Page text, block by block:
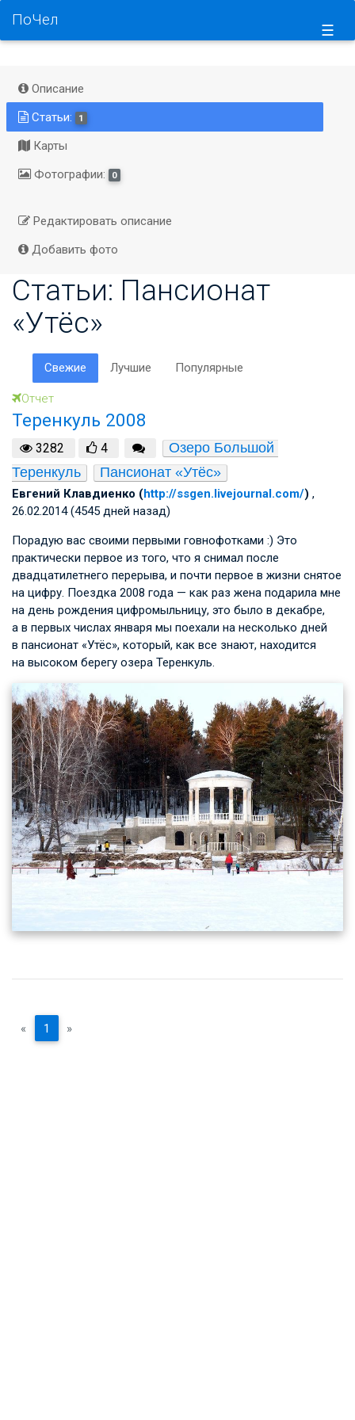
☰
ПоЧел
Описание
Статьи:
1
Карты
Фотографии:
0
Редактировать описание
Добавить фото
Статьи: Пансионат
«Утёс»
Свежие Лучшие Популярные
Отчет
Теренкуль 2008
3282 4
Озеро Большой
Теренкуль
Пансионат «Утёс»
Евгений Клавдиенко (http://ssgen.livejournal.com/) ,
26.02.2014 (4545 дней назад)
Порадую вас своими первыми говнофотками :) Это
практически первое из того, что я снимал после
двадцатилетнего перерыва, и почти первое в жизни снятое
на цифру. Поездка 2008 года — как раз жена подарила мне
на день рождения цифромыльницу, это было в декабре,
а в первых числах января мы поехали на несколько дней
в пансионат «Утёс», который, как все знают, находится
на высоком берегу озера Теренкуль.
« 1 »